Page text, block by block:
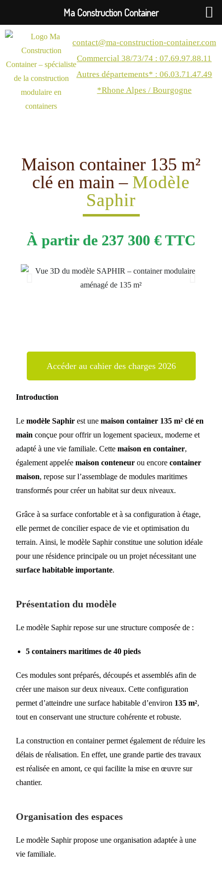
contact@ma-construction-container.com
Commercial 38/73/74 : 07.69.97.88.11
Autres départements* : 06.03.71.47.49
*Rhone Alpes / Bourgogne
Maison container 135 m²
clé en main – Modèle
Saphir
À partir de 237 300 € TTC
Accéder au cahier des charges 2026
Introduction
Lemodèle Saphir est unemaison container 135 m² clé en
main conçue pour offrir un logement spacieux, moderne et
adapté à une vie familiale. Cettemaison en container,
également appeléemaison conteneur ou encorecontainer
maison, repose sur l’assemblage de modules maritimes
transformés pour créer un habitat sur deux niveaux.
Grâce à sa surface confortable et à sa configuration à étage,
elle permet de concilier espace de vie et optimisation du
terrain. Ainsi, le modèle Saphir constitue une solution idéale
pour une résidence principale ou un projet nécessitant une
surface habitable importante.
Présentation du modèle
Le modèle Saphir repose sur une structure composée de :
5 containers maritimes de 40 pieds
Ces modules sont préparés, découpés et assemblés afin de
créer une maison sur deux niveaux. Cette configuration
permet d’atteindre une surface habitable d’environ 135 m²,
tout en conservant une structure cohérente et robuste.
La construction en container permet également de réduire les
délais de réalisation. En effet, une grande partie des travaux
est réalisée en amont, ce qui facilite la mise en œuvre sur
chantier.
Organisation des espaces
Le modèle Saphir propose une organisation adaptée à une
vie familiale.
Ma Construction Container